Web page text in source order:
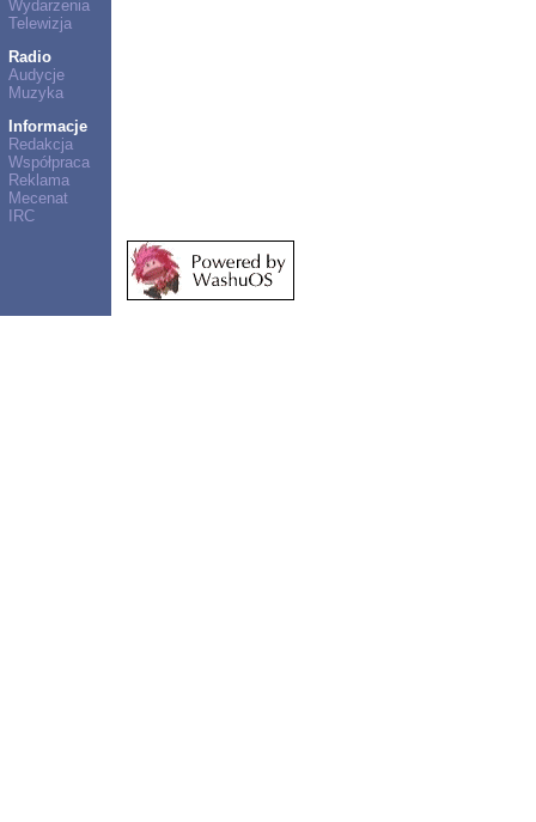
Wydarzenia
Telewizja
Radio
Audycje
Muzyka
Informacje
Redakcja
Współpraca
Reklama
Mecenat
IRC